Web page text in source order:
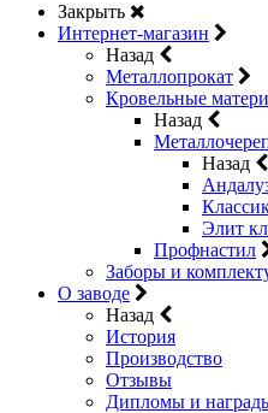
Закрыть
Интернет-магазин
Назад
Металлопрокат
Кровельные
Назад
Назад
Элит
Профнастил
Заборы и
О заводе
Назад
История
Производство
Отзывы
Дипломы и